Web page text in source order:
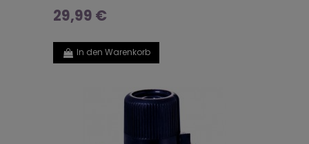
29,99 €
In den Warenkorb